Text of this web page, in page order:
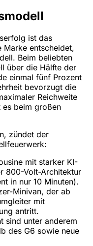
ist das
Marke entscheidet,
Beim beliebten
über die Hälfte der
einmal fünf Prozent
bevorzugt die
Reichweite
es beim großen
zündet der
mit starker KI-
800-Volt-Architektur
in nur 10 Minuten).
Minivan, der ab
mit
antritt.
sind unter anderem
des G6 sowie neue